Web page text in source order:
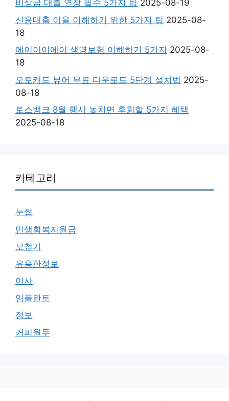
비상금 대출 연장 필수 5가지 팁 2025-08-19
신용대출 이율 이해하기 위한 5가지 팁 2025-08-
18
에이아이에이 생명보험 이해하기 5가지 2025-08-
18
오토캐드 뷰어 무료 다운로드 5단계 설치법 2025-
08-18
토스뱅크 8월 행사 놓치면 후회할 5가지 혜택
2025-08-18
카테고리
눈썹
민생회복지원금
보청기
유용한정보
이사
임플란트
정보
커피원두